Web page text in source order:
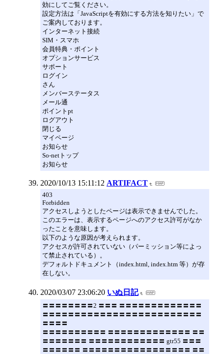
効にしてご覧ください。
設定方法は「JavaScriptを有効にする方法を知りたい」で
ご案内しております。
インターネット接続
SIM・スマホ
会員特典・ポイント
オプションサービス
サポート
ログイン
さん
メンバーステータス
メール通
ポイントpt
ログアウト
閉じる
マイページ
お知らせ
So-netトップ
お知らせ
2020/10/13 15:11:12 ARTIFACT
403
Forbidden
アクセスしようとしたページは表示できませんでした。
このエラーは、表示するページへのアクセス許可がなか
ったことを意味します。
以下のような原因が考えられます。
アクセスが許可されていない（パーミッション等によっ
て禁止されている）。
デフォルトドキュメント（index.html, index.htm 等）が存
在しない。
2020/03/07 23:06:20 いぬ日記
〓〓〓〓〓〓〓〓2 〓〓〓 〓〓〓〓〓〓〓〓〓〓〓〓〓
〓〓〓〓〓〓〓〓〓〓〓〓〓〓〓〓〓〓〓〓〓〓〓〓〓
〓〓〓〓
〓〓〓〓〓〓〓〓〓〓 〓〓〓〓〓〓〓〓〓〓〓〓〓 〓〓
〓〓〓〓〓〓〓 〓〓〓〓〓〓〓〓〓〓〓〓 gtr55 〓〓〓
〓〓〓〓〓〓 〓〓〓〓〓〓〓〓〓〓〓〓〓〓〓〓〓 〓〓